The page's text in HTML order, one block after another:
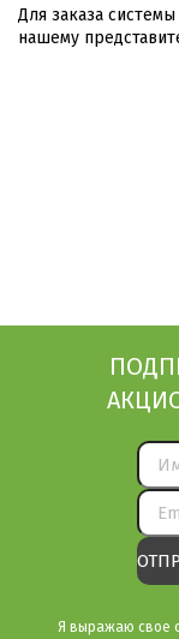
Для заказа
нашему
Я выражаю свое